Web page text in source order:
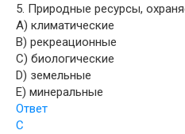
5. Природные ресурсы,
A) климатические
B) рекреационные
C) биологические
D) земельные
E) минеральные
Ответ
C